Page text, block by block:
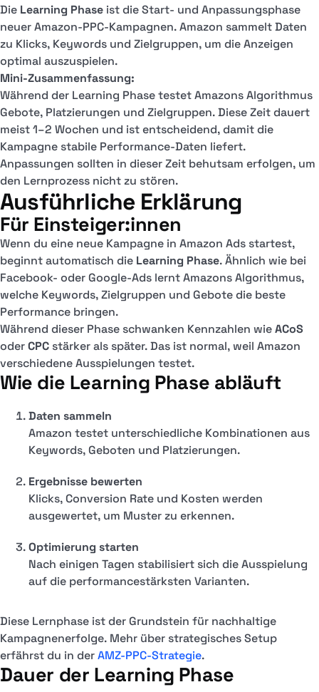
Die Learning Phase ist die Start- und Anpassungsphase
neuer Amazon-PPC-Kampagnen. Amazon sammelt Daten
zu Klicks, Keywords und Zielgruppen, um die Anzeigen
optimal auszuspielen.
Mini-Zusammenfassung:
Während der Learning Phase testet Amazons Algorithmus
Gebote, Platzierungen und Zielgruppen. Diese Zeit dauert
meist 1–2 Wochen und ist entscheidend, damit die
Kampagne stabile Performance-Daten liefert.
Anpassungen sollten in dieser Zeit behutsam erfolgen, um
den Lernprozess nicht zu stören.
Ausführliche Erklärung
Für Einsteiger:innen
Wenn du eine neue Kampagne in Amazon Ads startest,
beginnt automatisch die Learning Phase. Ähnlich wie bei
Facebook- oder Google-Ads lernt Amazons Algorithmus,
welche Keywords, Zielgruppen und Gebote die beste
Performance bringen.
Während dieser Phase schwanken Kennzahlen wieACoS
oderCPC stärker als später. Das ist normal, weil Amazon
verschiedene Ausspielungen testet.
Wie die Learning Phase abläuft
Daten sammeln
Amazon testet unterschiedliche Kombinationen aus
Keywords, Geboten und Platzierungen.
Ergebnisse bewerten
Klicks, Conversion Rate und Kosten werden
ausgewertet, um Muster zu erkennen.
Optimierung starten
Nach einigen Tagen stabilisiert sich die Ausspielung
auf die performancestärksten Varianten.
Diese Lernphase ist der Grundstein für nachhaltige
Kampagnenerfolge. Mehr über strategisches Setup
erfährst du in derAMZ-PPC-Strategie.
Dauer der Learning Phase